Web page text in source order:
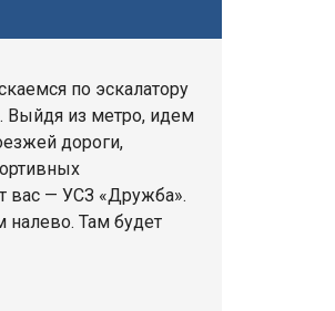
по эскалатору
Выйдя из метро, идем
дороги,
вас — УСЗ «Дружба».
налево. Там будет